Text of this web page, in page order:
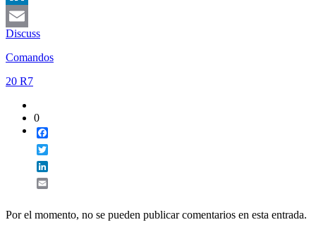
LinkedIn
Email
Discuss
Comandos
20 R7
0
Por el momento, no se pueden publicar comentarios en esta entrada.